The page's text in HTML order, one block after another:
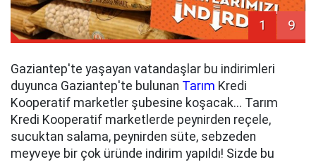
1 9
Gaziantep'te yaşayan vatandaşlar bu indirimleri
duyunca Gaziantep'te bulunan Tarım Kredi
Kooperatif marketler şubesine koşacak... Tarım
Kredi Kooperatif marketlerde peynirden reçele,
sucuktan salama, peynirden süte, sebzeden
meyveye bir çok üründe indirim yapıldı! Sizde bu